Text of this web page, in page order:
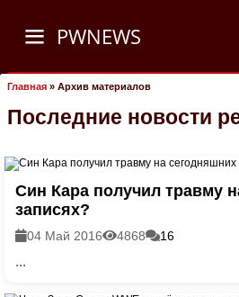
PWNEWS
Главная » Архив материалов
Последние новости
Син Кара получил травму
записях?
04 Май 2016 4868 16
...